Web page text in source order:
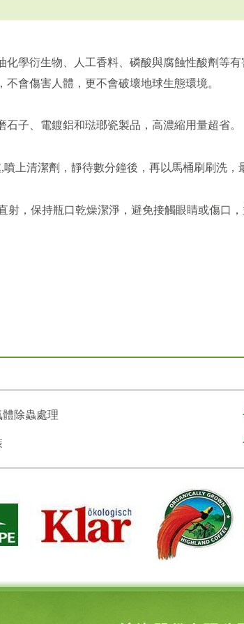
化學衍生物、人工香料、磷酸與腐蝕性酸劑等
會傷害人體，更不會破壞地球生態環境。
子、電鍍鋁和琺瑯瓷製品，高濃縮用量超省。
上清潔劑，靜待數分鐘後，再以馬桶刷刷洗，
射，保持瓶口乾燥潔淨，避免接觸眼睛或傷口，
除蟲處理